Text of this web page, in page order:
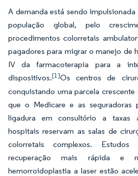
A demanda está sendo
população global, pelo
procedimentos colorretais
pagadores para migrar o manejo de
IV da farmacoterapia para a
dispositivos.[1]Os centros de
conquistando uma parcela crescente
que o Medicare e as seguradoras
ligadura em consultório a taxas
hospitais reservam as salas de
colorretais complexos.
recuperação mais rápida e
hemorroidoplastia a laser estão